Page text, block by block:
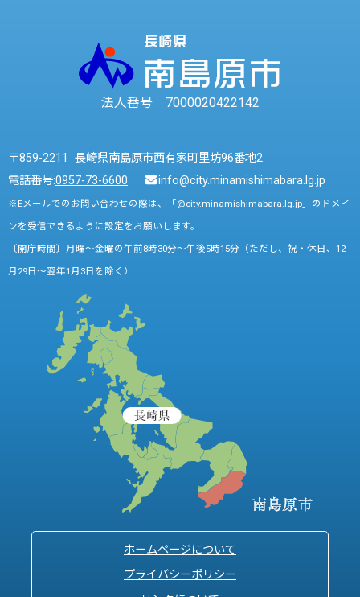
法人番号 7000020422142
〒859-2211 長崎県南島原市西有家町里坊96番地2
電話番号:0957-73-6600 info@city.minamishimabara.lg.jp
※Eメールでのお問い合わせの際は、「@city.minamishimabara.lg.jp」のドメイ
ンを受信できるように設定をお願いします。
〔開庁時間〕月曜～金曜の午前8時30分～午後5時15分（ただし、祝・休日、12
月29日～翌年1月3日を除く）
ホームページについて
プライバシーポリシー